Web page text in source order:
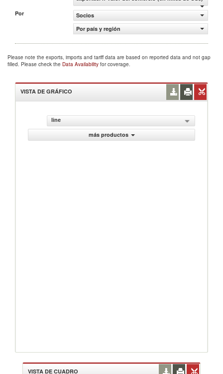
Por
Socios
Por país y región
Please note the exports, imports and tariff data are based on reported data and not gap
filled. Please check the Data Availability for coverage.
VISTA DE GRÁFICO
line
más productos
VISTA DE CUADRO